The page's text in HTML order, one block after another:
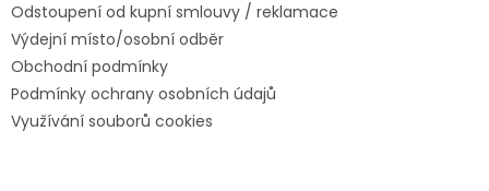
Odstoupení od kupní smlouvy / reklamace
Výdejní místo/osobní odběr
Obchodní podmínky
Podmínky ochrany osobních údajů
Využívání souborů cookies